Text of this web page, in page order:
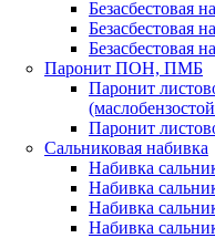
Безасбестовая
Безасбестовая
Безасбестовая
Паронит ПОН, ПМБ
Паронит
Паронит
Сальниковая набивка
Набивка
Набивка
Набивка
Набивка